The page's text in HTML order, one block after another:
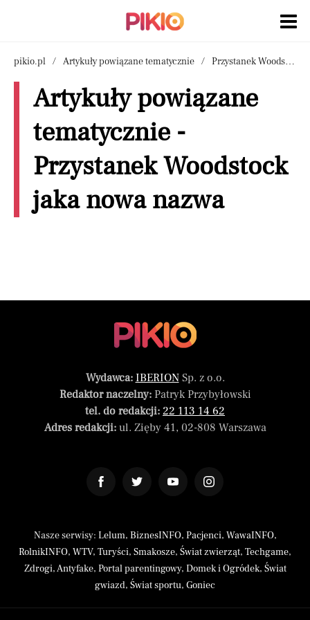
pikio.pl Artykuły powiązane tematycznie Przystanek Woodstock jaka nowa nazwa
Artykuły powiązane
tematycznie -
Przystanek Woodstock
jaka nowa nazwa
Wydawca: IBERIONSp. z o.o.
Redaktor naczelny:Patryk Przybyłowski
tel. do redakcji: 22 113 14 62
Adres redakcji:ul. Zięby 41, 02-808 Warszawa
Nasze serwisy: Lelum, BiznesINFO, Pacjenci, WawaINFO,
RolnikINFO, WTV, Turyści, Smakosze, Świat zwierząt, Techgame,
Zdrogi,Antyfake, Portal parentingowy, Domek i Ogródek, Świat
gwiazd, Świat sportu, Goniec